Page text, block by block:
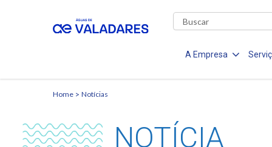
A Empresa
Home Notícias
NOTÍCIA